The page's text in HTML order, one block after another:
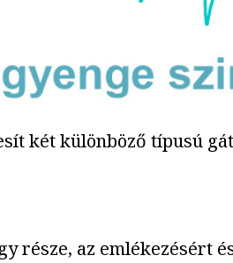
két különböző típusú
része, az emlékezésért